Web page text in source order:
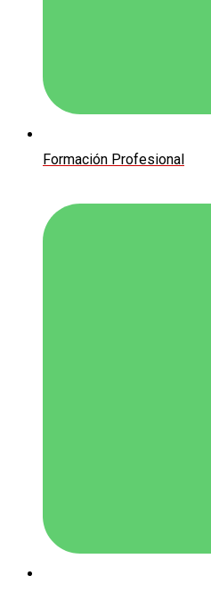
Formación Profesional